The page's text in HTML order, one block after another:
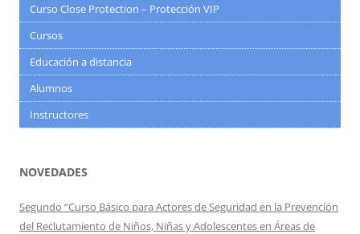
Curso Close Protection – Protección VIP
Cursos
Educación a distancia
Alumnos
Instructores
NOVEDADES
Segundo “Curso Básico para Actores de Seguridad en la Prevención
del Reclutamiento de Niños, Niñas y Adolescentes en Áreas de